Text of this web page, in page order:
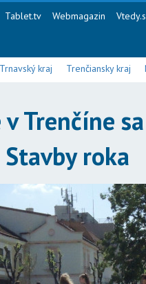
Tablet.tv Webmagazin
Trnavský kraj Trenčiansky kraj
Trenčíne
roka